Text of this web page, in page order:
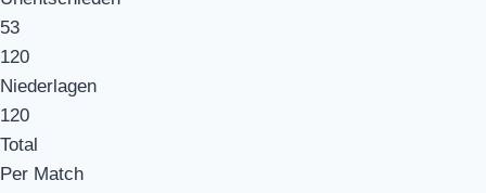
53
120
Niederlagen
120
Total
Per Match